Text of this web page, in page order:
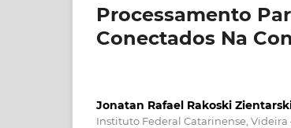
Processamento
Conectados Na
Jonatan Rafael Rakoski
Instituto Federal Catarinense, Videira